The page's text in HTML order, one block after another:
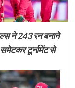
ने 243 रन बनाने
समेटकर टूर्नामेंट से